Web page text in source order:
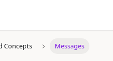
Concepts Messages